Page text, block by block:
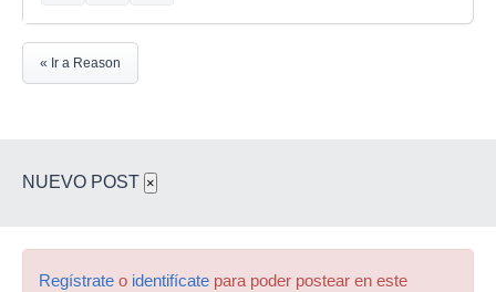
« Ir a Reason
NUEVO POST ×
Regístrate o identifícate para poder postear en este